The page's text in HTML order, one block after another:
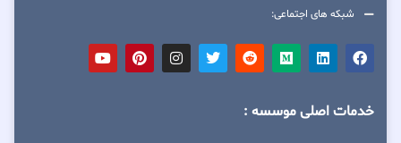
شبکه های اجتماعی:
خدمات اصلی موسسه :